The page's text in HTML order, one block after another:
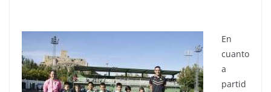
En
cuanto
a
partid